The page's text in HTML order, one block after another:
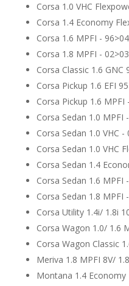
Corsa 1.0 VHC
Corsa 1.4 Economy
Corsa 1.6 MPFI - 96>04
Corsa 1.8 MPFI - 02>03
Corsa Classic 1.6 GNC
Corsa Pickup 1.6 EFI
Corsa Pickup 1.6 MPFI
Corsa Sedan 1.0 MPFI
Corsa Sedan 1.0 VHC -
Corsa Sedan 1.0 VHC
Corsa Sedan 1.4
Corsa Sedan 1.6 MPFI
Corsa Sedan 1.8 MPFI
Corsa Utility 1.4i/ 1.8i
Corsa Wagon 1.0/ 1.6
Corsa Wagon Classic
Meriva 1.8 MPFI 8V/
Montana 1.4 Economy